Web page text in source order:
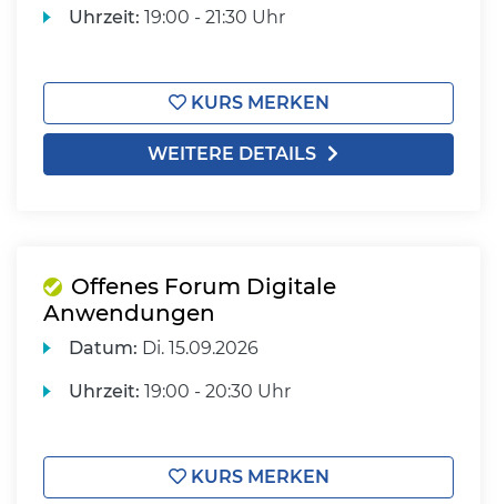
Uhrzeit: 19:00 - 21:30 Uhr
KURS MERKEN
WEITERE DETAILS
Offenes Forum Digitale
Anwendungen
Datum: Di. 15.09.2026
Uhrzeit: 19:00 - 20:30 Uhr
KURS MERKEN